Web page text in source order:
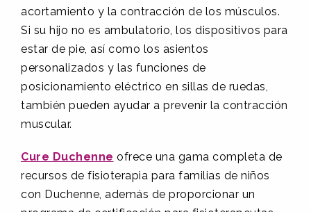
acortamiento y la contracción de los músculos.
Si su hijo no es ambulatorio, los dispositivos para
estar de pie, así como los asientos
personalizados y las funciones de
posicionamiento eléctrico en sillas de ruedas,
también pueden ayudar a prevenir la contracción
muscular.
Cure Duchenne ofrece una gama completa de
recursos de fisioterapia para familias de niños
con Duchenne, además de proporcionar un